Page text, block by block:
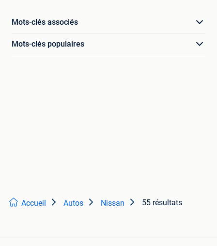
Mots-clés associés
Mots-clés populaires
Accueil Autos Nissan 55 résultats